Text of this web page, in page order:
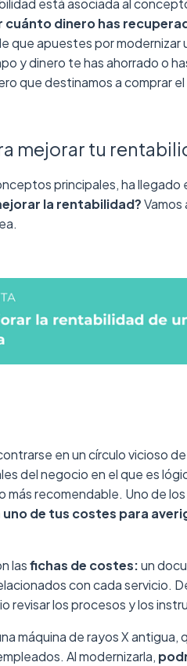
está asociada al
dinero has
que apuestes por
y dinero te has ahorrado o
que destinamos a comprar
mejorar tu
principales, ha
la rentabilidad?Vamos
en un círculo vicioso de
del negocio en el que es
más recomendable. Uno de
de tus costes para
lasfichas de costes:un
con cada servicio.
revisar los procesos y los
máquina de rayos X antigua,
Al modernizarla,